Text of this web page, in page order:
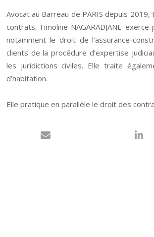
Avocat au Barreau de PARIS depuis
contrats, Fimoline NAGARADJANE
notamment le droit de l’assurance-
clients de la procédure d’expertise
les juridictions civiles. Elle traite
d’habitation.
Elle pratique en parallèle le droit des